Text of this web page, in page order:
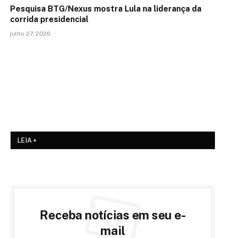
Pesquisa BTG/Nexus mostra Lula na liderança da
corrida presidencial
julho 27, 2026
LEIA +
Receba notícias em seu e-
mail